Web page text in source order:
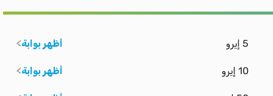
5 إيرو أظهر بوابة
10 إيرو أظهر بوابة